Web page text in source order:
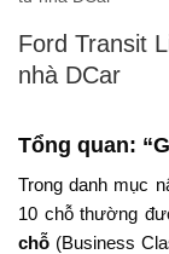
Ford Transit
nhà DCar
Tổng quan:
Trong danh mục
10 chỗ thường
chỗ (Business